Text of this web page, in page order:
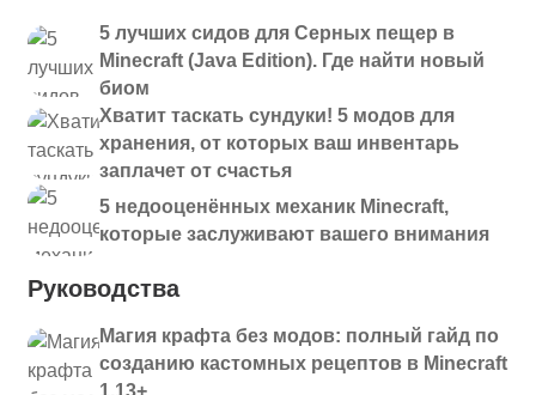
5 лучших сидов для Серных пещер в
Minecraft (Java Edition). Где найти новый
биом
Хватит таскать сундуки! 5 модов для
хранения, от которых ваш инвентарь
заплачет от счастья
5 недооценённых механик Minecraft,
которые заслуживают вашего внимания
Руководства
Магия крафта без модов: полный гайд по
созданию кастомных рецептов в Minecraft
1.13+